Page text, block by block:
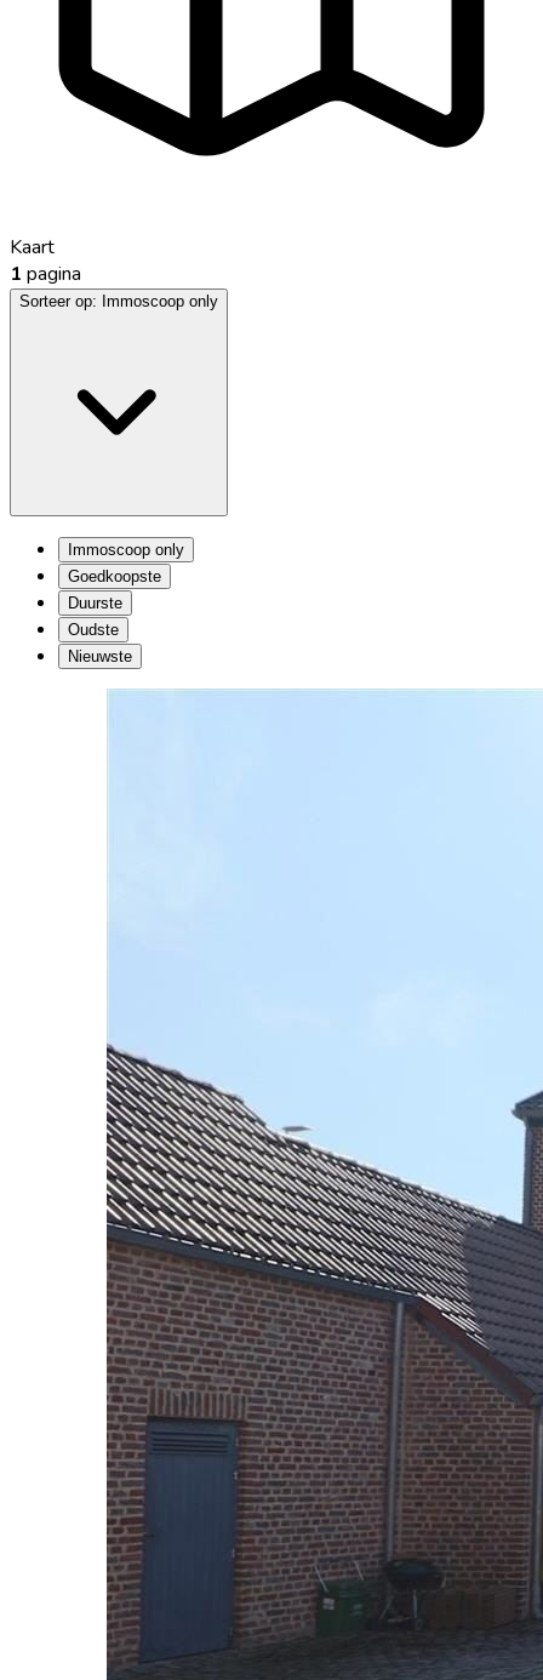
Kaart
1 pagina
Sorteer op: Immoscoop only
Immoscoop only
Goedkoopste
Duurste
Oudste
Nieuwste